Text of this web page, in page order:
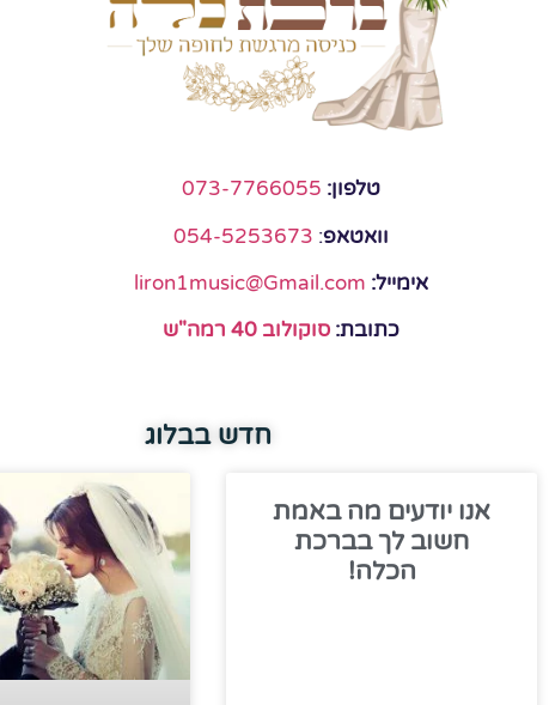
טלפון: 073-7766055
וואטאפ:
054-5253673
אימייל: liron1music@Gmail.com
כתובת: סוקולוב 40 רמה"ש
חדש בבלוג
אנו יודעים מה באמת
חשוב לך בברכת
הכלה!